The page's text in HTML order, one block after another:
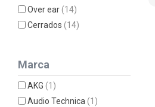
Over ear(14)
Cerrados(14)
Marca
AKG(1)
Audio Technica(1)